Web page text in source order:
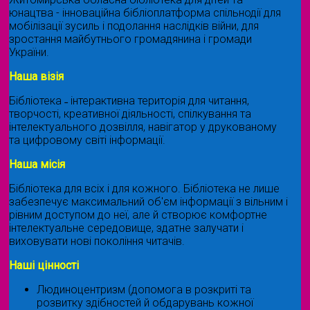
юнацтва - інноваційна бібліоплатформа спільнодії для
мобілізації зусиль і подолання наслідків війни, для
зростання майбутнього громадянина і громади
України.
Наша візія
Бібліотека ˗ інтерактивна територія для читання,
творчості, креативної діяльності, спілкування та
інтелектуального дозвілля, навігатор у друкованому
та цифровому світі інформації.
Наша місія
Бібліотека для всіх і для кожного. Бібліотека не лише
забезпечує максимальний об'єм інформації з вільним і
рівним доступом до неї, але й створює комфортне
інтелектуальне середовище, здатне залучати і
виховувати нові покоління читачів.
Наші цінності
Людиноцентризм (допомога в розкриті та
розвитку здібностей й обдарувань кожної